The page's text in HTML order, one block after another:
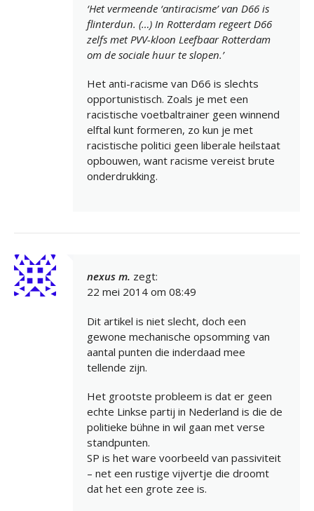
‘Het vermeende ‘antiracisme’ van D66 is
flinterdun. (…) In Rotterdam regeert D66
zelfs met PVV-kloon Leefbaar Rotterdam
om de sociale huur te slopen.’
Het anti-racisme van D66 is slechts
opportunistisch. Zoals je met een
racistische voetbaltrainer geen winnend
elftal kunt formeren, zo kun je met
racistische politici geen liberale heilstaat
opbouwen, want racisme vereist brute
onderdrukking.
nexus m. zegt:
22 mei 2014 om 08:49
Dit artikel is niet slecht, doch een
gewone mechanische opsomming van
aantal punten die inderdaad mee
tellende zijn.
Het grootste probleem is dat er geen
echte Linkse partij in Nederland is die de
politieke bühne in wil gaan met verse
standpunten.
SP is het ware voorbeeld van passiviteit
– net een rustige vijvertje die droomt
dat het een grote zee is.